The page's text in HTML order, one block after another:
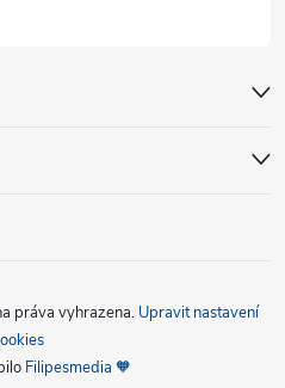
práva vyhrazena. Upravit nastavení
Filipesmedia 🧡